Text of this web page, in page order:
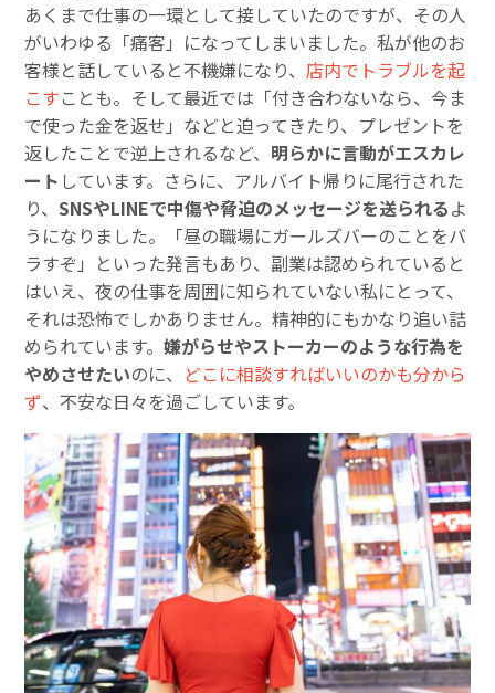
あくまで仕事の一環として接していたのですが、その人
がいわゆる「痛客」になってしまいました。私が他のお
客様と話していると不機嫌になり、店内でトラブルを起
こすことも。そして最近では「付き合わないなら、今ま
で使った金を返せ」などと迫ってきたり、プレゼントを
返したことで逆上されるなど、 明らかに言動がエスカレ
ート しています。さらに、アルバイト帰りに尾行された
り、SNSやLINEで中傷や脅迫のメッセージを送られるよ
うになりました。「昼の職場にガールズバーのことをバ
ラすぞ」といった発言もあり、副業は認められていると
はいえ、夜の仕事を周囲に知られていない私にとって、
それは恐怖でしかありません。精神的にもかなり追い詰
められています。嫌がらせやストーカーのような行為を
やめさせたいのに、 どこに相談すればいいのかも分から
ず、不安な日々を過ごしています。